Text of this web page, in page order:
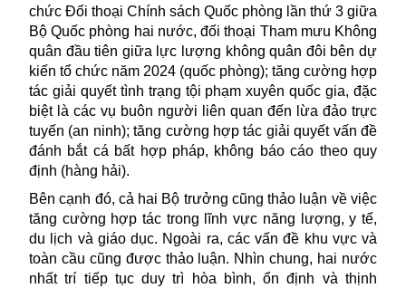
chức Đối thoại Chính sách Quốc phòng lần thứ 3 giữa
Bộ Quốc phòng hai nước, đối thoại Tham mưu Không
quân đầu tiên giữa lực lượng không quân đôi bên dự
kiến tổ chức năm 2024 (quốc phòng); tăng cường hợp
tác giải quyết tình trạng tội phạm xuyên quốc gia, đặc
biệt là các vụ buôn người liên quan đến lừa đảo trực
tuyến (an ninh); tăng cường hợp tác giải quyết vấn đề
đánh bắt cá bất hợp pháp, không báo cáo theo quy
định (hàng hải).
Bên cạnh đó, cả hai Bộ trưởng cũng thảo luận về việc
tăng cường hợp tác trong lĩnh vực năng lượng, y tế,
du lịch và giáo dục. Ngoài ra, các vấn đề khu vực và
toàn cầu cũng được thảo luận. Nhìn chung, hai nước
nhất trí tiếp tục duy trì hòa bình, ổn định và thịnh